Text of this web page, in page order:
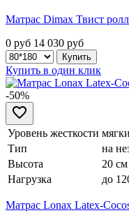
Матрас Dimax Твист
0 руб 14 030 руб
Купить в один клик
-50%
Уровень жесткости
Тип
на
Высота
20 см
Нагрузка
до
Матрас Lonax Latex-